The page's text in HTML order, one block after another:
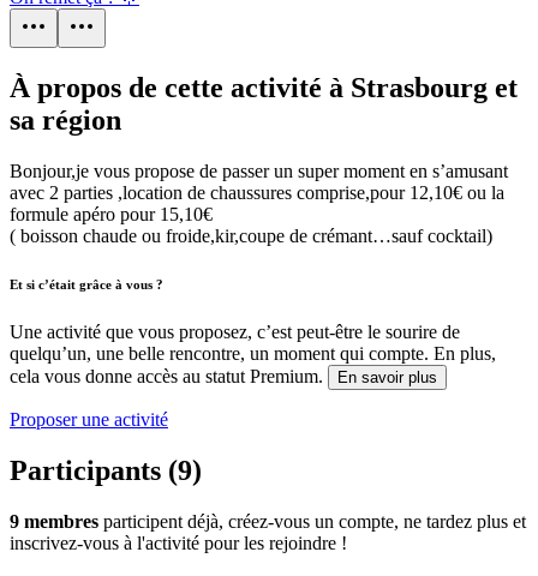
À propos de cette activité à Strasbourg et
sa région
Bonjour,je vous propose de passer un super moment en s’amusant
avec 2 parties ,location de chaussures comprise,pour 12,10€ ou la
formule apéro pour 15,10€
( boisson chaude ou froide,kir,coupe de crémant…sauf cocktail)
Et si c’était grâce à vous ?
Une activité que vous proposez, c’est peut-être le sourire de
quelqu’un, une belle rencontre, un moment qui compte. En plus,
cela vous donne accès au statut Premium.
En savoir plus
Proposer une activité
Participants (9)
9 membres participent déjà, créez-vous un compte, ne tardez plus et
inscrivez-vous à l'activité pour les rejoindre !